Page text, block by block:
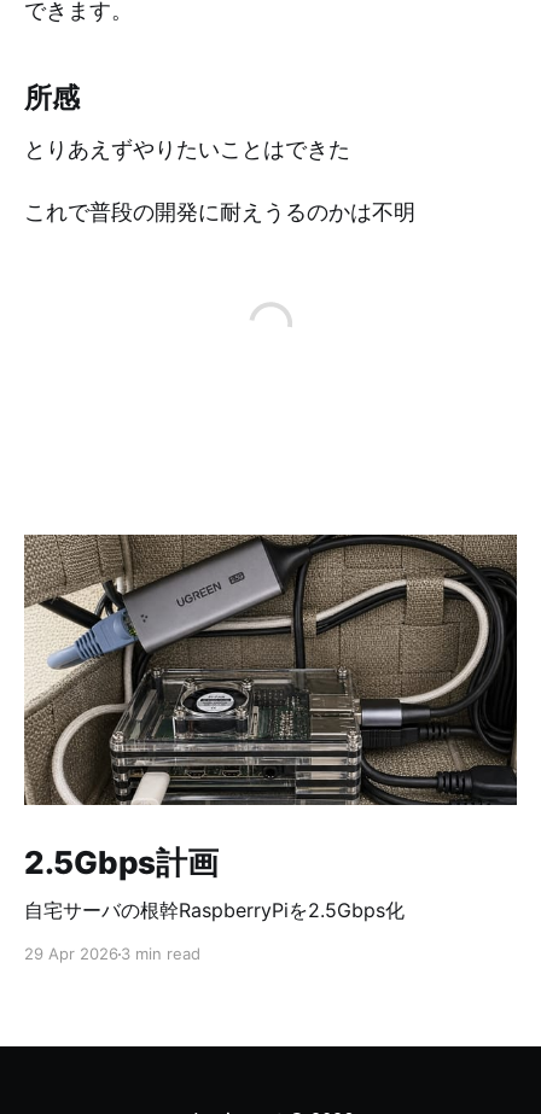
できます。
所感
とりあえずやりたいことはできた
これで普段の開発に耐えうるのかは不明
2.5Gbps計画
自宅サーバの根幹RaspberryPiを2.5Gbps化
29 Apr 2026 3 min read